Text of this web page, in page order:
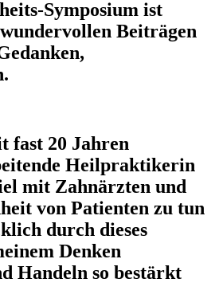
Symposium ist
Beiträgen
fast 20 Jahren
Heilpraktikerin
mit Zahnärzten und
von Patienten zu tun
durch dieses
Denken
Handeln so bestärkt